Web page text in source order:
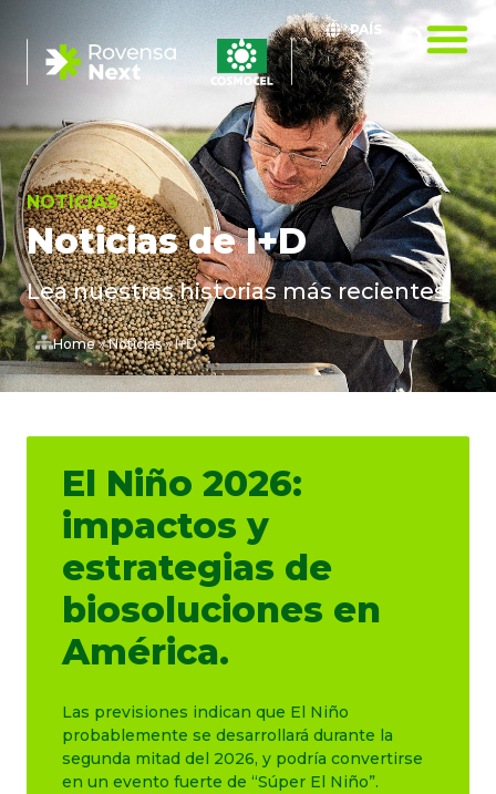
PAÍS
NOTICIAS
Noticias de I+D
Lea nuestras historias más recientes.
Home»Noticias»I+D
El Niño 2026:
impactos y
estrategias de
biosoluciones en
América.
Las previsiones indican que El Niño
probablemente se desarrollará durante la
segunda mitad del 2026, y podría convertirse
en un evento fuerte de “Súper El Niño”.